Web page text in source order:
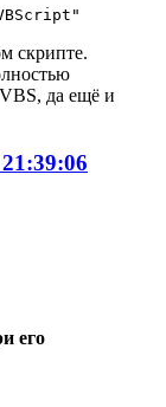
скрипте.
да ещё и
его